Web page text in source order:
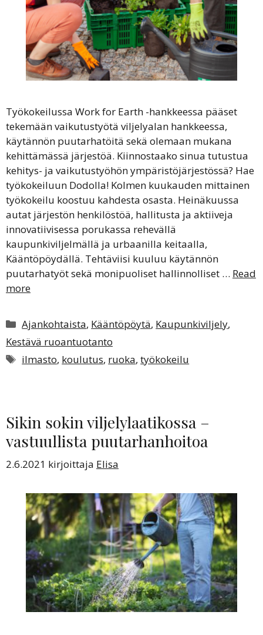
Työkokeilussa Work for Earth -hankkeessa pääset
tekemään vaikutustyötä viljelyalan hankkeessa,
käytännön puutarhatöitä sekä olemaan mukana
kehittämässä järjestöä. Kiinnostaako sinua tutustua
kehitys- ja vaikutustyöhön ympäristöjärjestössä? Hae
työkokeiluun Dodolla! Kolmen kuukauden mittainen
työkokeilu koostuu kahdesta osasta. Heinäkuussa
autat järjestön henkilöstöä, hallitusta ja aktiiveja
innovatiivisessa porukassa rehevällä
kaupunkiviljelmällä ja urbaanilla keitaalla,
Kääntöpöydällä. Tehtäviisi kuuluu käytännön
puutarhatyöt sekä monipuoliset hallinnolliset … Read
more
Kategoriat
Ajankohtaista, Kääntöpöytä, Kaupunkiviljely,
Kestävä ruoantuotanto
Avainsanat
ilmasto, koulutus, ruoka,työkokeilu
Sikin sokin viljelylaatikossa –
vastuullista puutarhanhoitoa
2.6.2021 kirjoittaja Elisa